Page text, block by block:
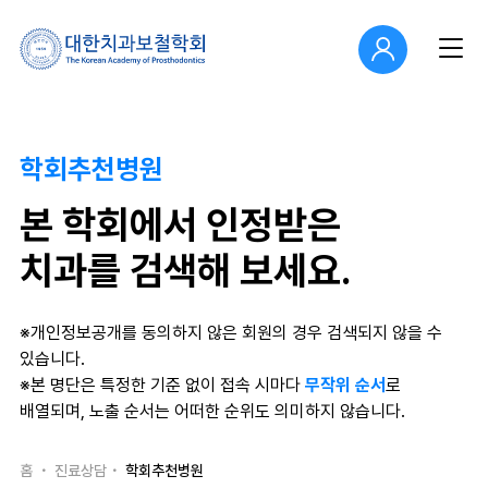
학회추천병원
본 학회에서 인정받은
치과를 검색해 보세요.
※개인정보공개를 동의하지 않은 회원의 경우 검색되지 않을 수
있습니다.
※본 명단은 특정한 기준 없이 접속 시마다 무작위 순서로
배열되며, 노출 순서는 어떠한 순위도 의미하지 않습니다.
홈 진료상담 학회추천병원